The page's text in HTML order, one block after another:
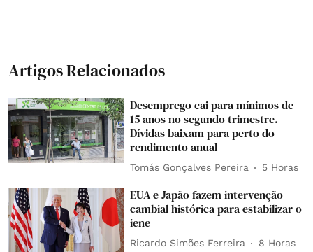
Artigos Relacionados
Desemprego cai para mínimos de
15 anos no segundo trimestre.
Dívidas baixam para perto do
rendimento anual
Tomás Gonçalves Pereira 5 Horas
EUA e Japão fazem intervenção
cambial histórica para estabilizar o
iene
Ricardo Simões Ferreira 8 Horas